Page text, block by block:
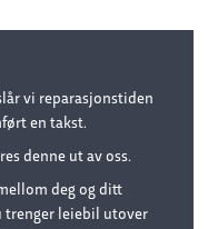
vi reparasjonstiden
en takst.
denne ut av oss.
deg og ditt
trenger leiebil utover